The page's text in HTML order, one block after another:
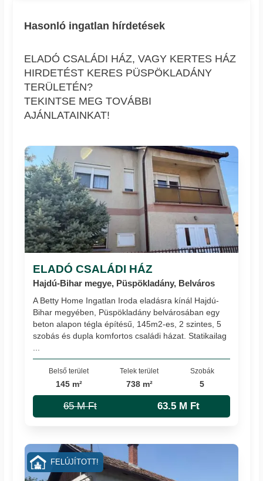
Hasonló ingatlan hírdetések
ELADÓ CSALÁDI HÁZ, VAGY KERTES HÁZ
HIRDETÉST KERES PÜSPÖKLADÁNY
TERÜLETÉN?
TEKINTSE MEG TOVÁBBI
AJÁNLATAINKAT!
ELADÓ CSALÁDI HÁZ
Hajdú-Bihar megye, Püspökladány, Belváros
A Betty Home Ingatlan Iroda eladásra kínál Hajdú-
Bihar megyében, Püspökladány belvárosában egy
beton alapon tégla építésű, 145m2-es, 2 szintes, 5
szobás és dupla komfortos családi házat. Statikailag
Belső terület
145 m²
Telek terület
738 m²
Szobák
5
65 M Ft 63.5 M Ft
FELÚJÍTOTT!